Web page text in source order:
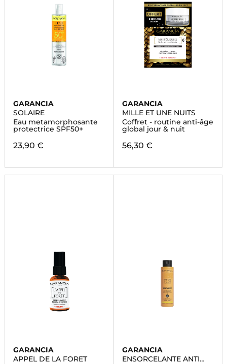
GARANCIA
SOLAIRE
Eau metamorphosante
protectrice SPF50+
23,90 €
GARANCIA
MILLE ET UNE NUITS
Coffret - routine anti-âge
global jour & nuit
56,30 €
GARANCIA
APPEL DE LA FORET
GARANCIA
ENSORCELANTE ANTI